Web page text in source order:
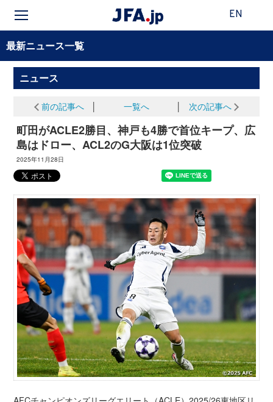
EN
最新ニュース一覧
ニュース
前の記事へ 一覧へ 次の記事へ
町田がACLE2勝目、神戸も4勝で首位キープ、広
島はドロー、ACL2のG大阪は1位突破
2025年11月28日